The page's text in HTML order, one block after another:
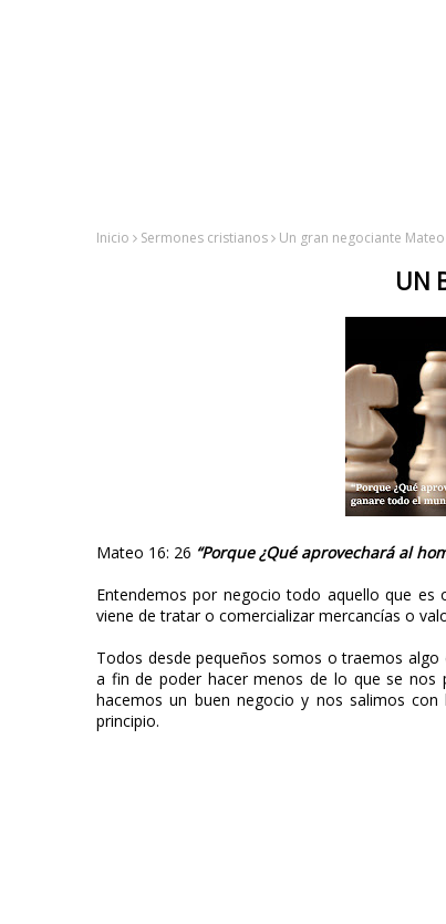
Inicio Sermones cristianos Un gran negociante
UN
Mateo 16: 26 “Porque ¿Qué aprovechará al
Entendemos por negocio todo aquello que
viene de tratar o comercializar mercancías o
Todos desde pequeños somos o traemos
a fin de poder hacer menos de lo que se nos
hacemos un buen negocio y nos salimos
principio.